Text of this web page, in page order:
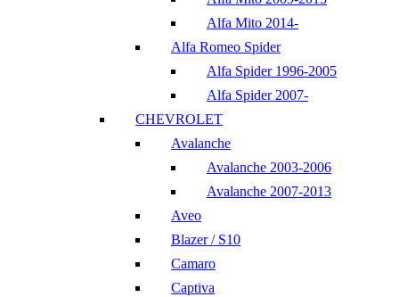
Alfa Mito 2014-
Alfa Romeo Spider
Alfa Spider 1996-2005
Alfa Spider 2007-
CHEVROLET
Avalanche
Avalanche 2003-2006
Avalanche 2007-2013
Aveo
Blazer / S10
Camaro
Captiva